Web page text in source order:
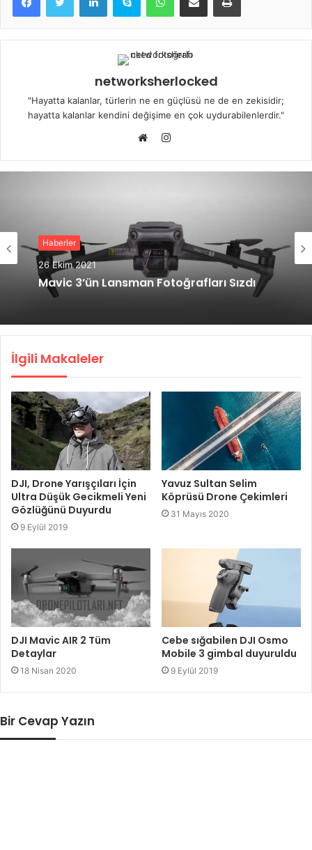
networksherlocked
"Hayatta kalanlar, türlerin ne en güçlüsü ne de en zekisidir;
hayatta kalanlar kendini değişime en çok uydurabilenlerdir."
sitesi
Instagram
Haberler
26 Ekim 2021
Mavic 3’ün Lansman Fotoğrafları Sızdı
İlgili Makaleler
DJI, Drone Yarışçıları İçin
Ultra Düşük Gecikmeli Yeni
Gözlüğünü Duyurdu
9 Eylül 2019
Yavuz Sultan Selim
Köprüsü Drone Çekimleri
31 Mayıs 2020
DJI Mavic AIR 2 Tüm
Detaylar
18 Nisan 2020
Cebe sığabilen DJI Osmo
Mobile 3 gimbal duyuruldu
9 Eylül 2019
Bir Cevap Yazın